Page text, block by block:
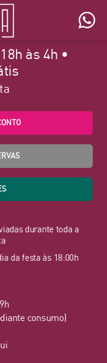
às 4h •
durante toda a
da festa às 18:00h
consumo)